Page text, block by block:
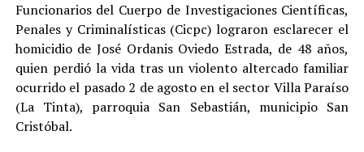
Funcionarios del Cuerpo de Investigaciones Científicas,
Penales y Criminalísticas (Cicpc) lograron esclarecer el
homicidio de José Ordanis Oviedo Estrada, de 48 años,
quien perdió la vida tras un violento altercado familiar
ocurrido el pasado 2 de agosto en el sector Villa Paraíso
(La Tinta), parroquia San Sebastián, municipio San
Cristóbal.